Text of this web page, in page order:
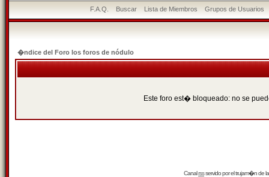
F.A.Q. Buscar Lista de Miembros Grupos de Usuarios
�ndice del Foro los foros de nódulo
Este foro est� bloqueado: no se
Canalrssservido por eltrujam�nde